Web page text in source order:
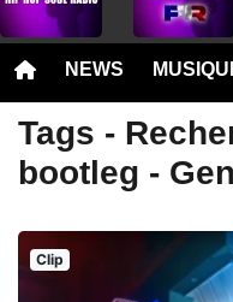
NEWS
Tags -
bootleg -
Clip